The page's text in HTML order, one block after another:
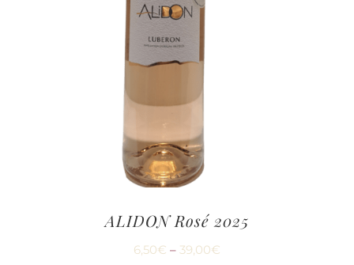
ALIDON Rosé 2025
6,50€ – 39,00€